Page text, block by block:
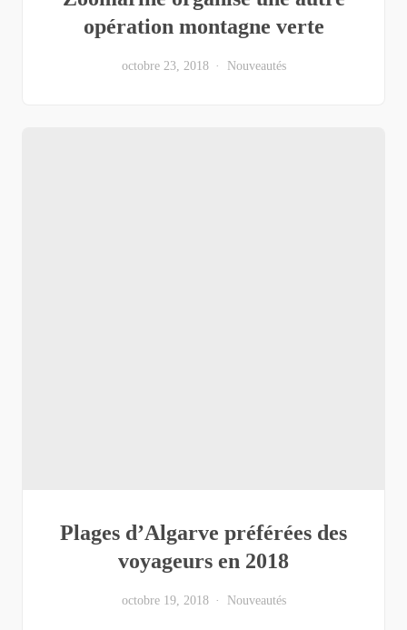
opération montagne verte
octobre 23, 2018 Nouveautés
Plages d’Algarve préférées des
voyageurs en 2018
octobre 19, 2018 Nouveautés